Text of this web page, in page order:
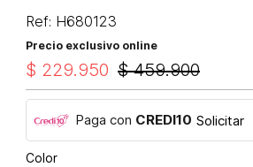
Ref: H680123
Precio exclusivo online
$ 459.900
$ 229.950
Paga con CREDI10 Solicitar
Color